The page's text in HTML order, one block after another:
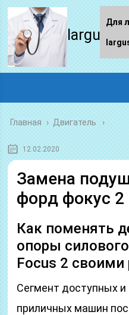
largus-
Главная › Двигатель
12.02.2020
Замена
форд фокус 2
Как поменять
опоры силового
Focus 2 своими
Сегмент доступных
приличных машин
Для